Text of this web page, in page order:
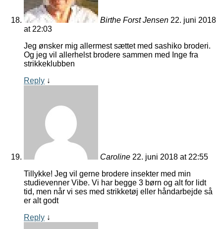
Birthe Forst Jensen 22. juni 2018
at 22:03
Jeg ønsker mig allermest sættet med sashiko broderi.
Og jeg vil allerhelst brodere sammen med Inge fra
strikkeklubben
Reply ↓
Caroline 22. juni 2018 at 22:55
Tillykke! Jeg vil gerne brodere insekter med min
studievenner Vibe. Vi har begge 3 børn og alt for lidt
tid, men når vi ses med strikketøj eller håndarbejde så
er alt godt
Reply ↓